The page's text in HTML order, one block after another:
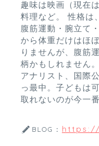
趣味は映画（現在
料理など。 性格は
腹筋運動・腕立て
から体重だけはほ
りませんが、腹筋
柄かもしれません
アナリスト、国際
っ最中。子どもは
取れないのが今一
BLOG： https://